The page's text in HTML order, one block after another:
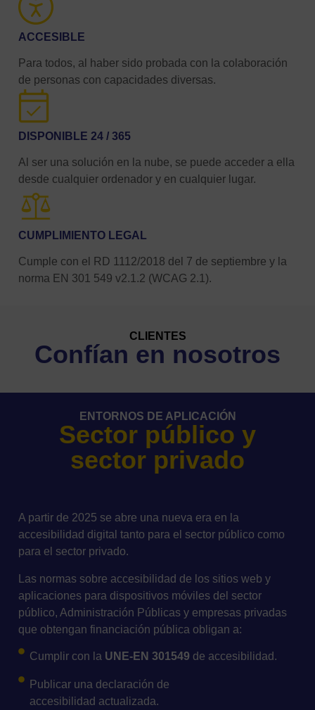
ACCESIBLE
Para todos, al haber sido probada con la colaboración
de personas con capacidades diversas.
DISPONIBLE 24 / 365
Al ser una solución en la nube, se puede acceder a ella
desde cualquier ordenador y en cualquier lugar.
CUMPLIMIENTO LEGAL
Cumple con el RD 1112/2018 del 7 de septiembre y la
norma EN 301 549 v2.1.2 (WCAG 2.1).
CLIENTES
Confían en nosotros
ENTORNOS DE APLICACIÓN
Sector público y
sector privado
A partir de 2025 se abre una nueva era en la
accesibilidad digital tanto para el sector público como
para el sector privado.
Las normas sobre accesibilidad de los sitios web y
aplicaciones para dispositivos móviles del sector
público, Administración Públicas y empresas privadas
que obtengan financiación pública obligan a:
Cumplir con la UNE-EN 301549 de accesibilidad.
Publicar una declaración de
accesibilidad actualizada.